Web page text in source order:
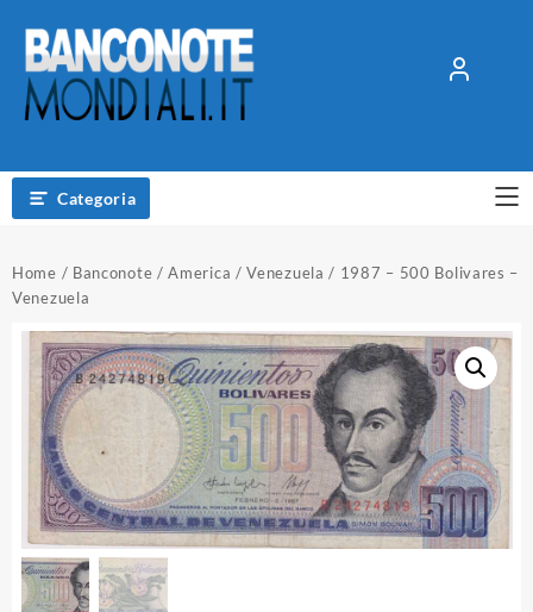
contenuto
Categoria
Home / Banconote /America /Venezuela / 1987 – 500 Bolivares –
Venezuela